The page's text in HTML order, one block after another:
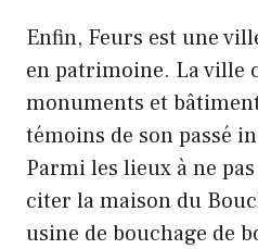
Enfin, Feurs est une
en patrimoine. La ville
monuments et
témoins de son passé
Parmi les lieux à ne
citer la maison du
usine de bouchage de